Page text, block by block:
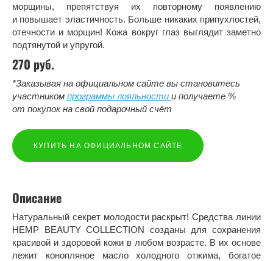
морщины, препятствуя их повторному появлению
и повышает эластичность. Больше никаких припухлостей,
отечности и морщин! Кожа вокруг глаз выглядит заметно
подтянутой и упругой.
270 руб.
*Заказывая на официальном сайте вы становитесь
участником программы лояльности и получаете %
от покупок на свой подарочный счёт
КУПИТЬ НА ОФИЦИАЛЬНОМ САЙТЕ
Описание
Натуральный секрет молодости раскрыт! Средства линии
HEMP BEAUTY COLLECTION созданы для сохранения
красивой и здоровой кожи в любом возрасте. В их основе
лежит конопляное масло холодного отжима, богатое